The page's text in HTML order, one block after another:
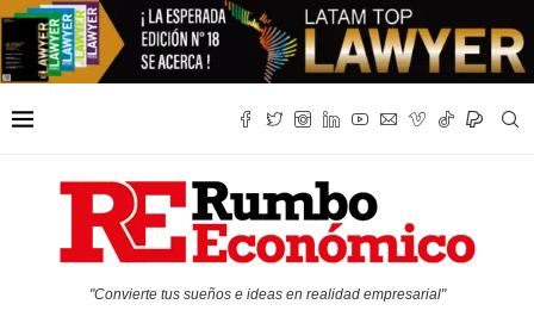
"Convierte tus sueños e ideas en realidad empresarial"